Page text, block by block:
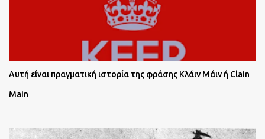
Αυτή είναι πραγματική ιστορία της φράσης Κλάιν Μάιν ή Clain
Main